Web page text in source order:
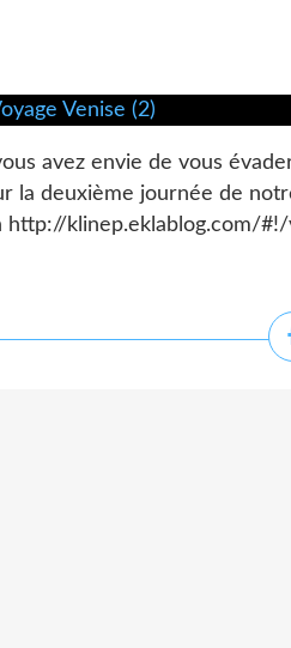
avez envie de vous
la deuxième journée de
http://klinep.eklablog.com/